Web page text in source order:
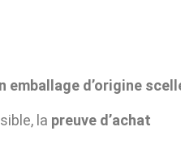
emballage d’origine
la preuve d’achat